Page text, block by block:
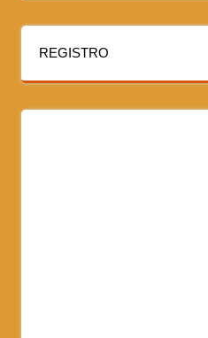
REGISTRO